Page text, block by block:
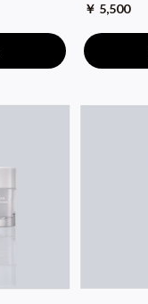
￥ 5,500